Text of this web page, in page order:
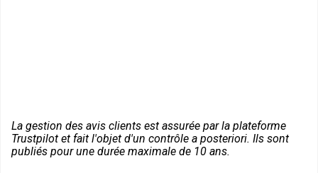
La gestion des avis clients est assurée par la plateforme
Trustpilot et fait l'objet d'un contrôle a posteriori. Ils sont
publiés pour une durée maximale de 10 ans.